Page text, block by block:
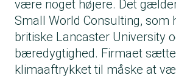
være noget højere. Det
Small World Consulting, som
britiske Lancaster University
bæredygtighed. Firmaet
klimaaftrykket til måske at